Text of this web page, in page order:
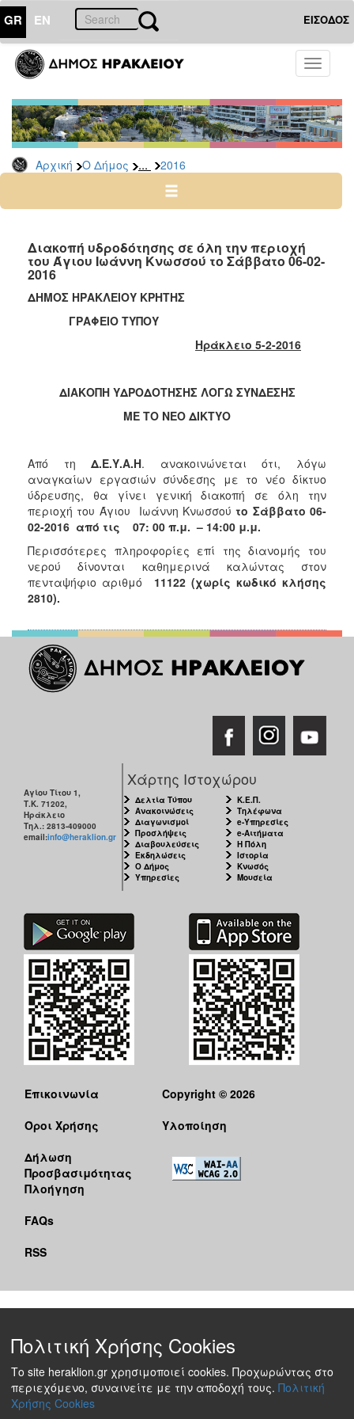
GR EN ΕΙΣΟΔΟΣ
Toggle
Αρχική Ο Δήμος ... 2016
ΔΗΜΟΣ
Δελτία
Τύπου
Αρχείο
2026
2024
2022
2012
2011
2010
2006
ΤΟΠΟΣ
ΠΟΛΙΤΙΣΜΟΣ
Διακοπή υδροδότησης σε όλη την περιοχή
του Άγιου Ιωάννη Κνωσσού το Σάββατο 06-02-
2016
ΔΗΜΟΣ ΗΡΑΚΛΕΙΟΥ ΚΡΗΤΗΣ
ΓΡΑΦΕΙΟ ΤΥΠΟΥ
Ηράκλειο 5-2-2016
ΔΙΑΚΟΠΗ ΥΔΡΟΔΟΤΗΣΗΣ ΛΟΓΩ ΣΥΝΔΕΣΗΣ
ΜΕ ΤΟ ΝΕΟ ΔΙΚΤΥΟ
Από τηΔ.Ε.Υ.Α.Η. ανακοινώνεται ότι, λόγω
αναγκαίων εργασιών σύνδεσης με το νέο δίκτυο
ύδρευσης, θα γίνει γενική διακοπή σε όλη την
περιοχή του Άγιου Ιωάννη Κνωσσούτο Σάββατο 06-
02-2016 από τις 07: 00 π.μ. – 14:00 μ.μ.
Περισσότερες πληροφορίες επί της διανομής του
νερού δίνονται καθημερινά καλώντας στον
πενταψήφιο αριθμό 11122 (χωρίς κωδικό κλήσης
2810).
Αγίου Τίτου 1,
Τ.Κ. 71202,
Ηράκλειο
Τηλ.: 2813-409000
email:info@heraklion.gr
Χάρτης Ιστοχώρου
Δελτία Τύπου
Ανακοινώσεις
Διαγωνισμοί
Προσλήψεις
Διαβουλεύσεις
Εκδηλώσεις
Ο Δήμος
Υπηρεσίες
Κ.Ε.Π.
Τηλέφωνα
e-Υπηρεσίες
e-Αιτήματα
Η Πόλη
Ιστορία
Κνωσός
Μουσεία
Επικοινωνία
Όροι Χρήσης
Δήλωση
Προσβασιμότητας
Πλοήγηση
FAQs
RSS
Copyright © 2026
Υλοποίηση
Πολιτική Χρήσης Cookies
Το site heraklion.gr χρησιμοποιεί cookies. Προχωρώντας στο
περιεχόμενο, συναινείτε με την αποδοχή τους. Πολιτική
Χρήσης Cookies